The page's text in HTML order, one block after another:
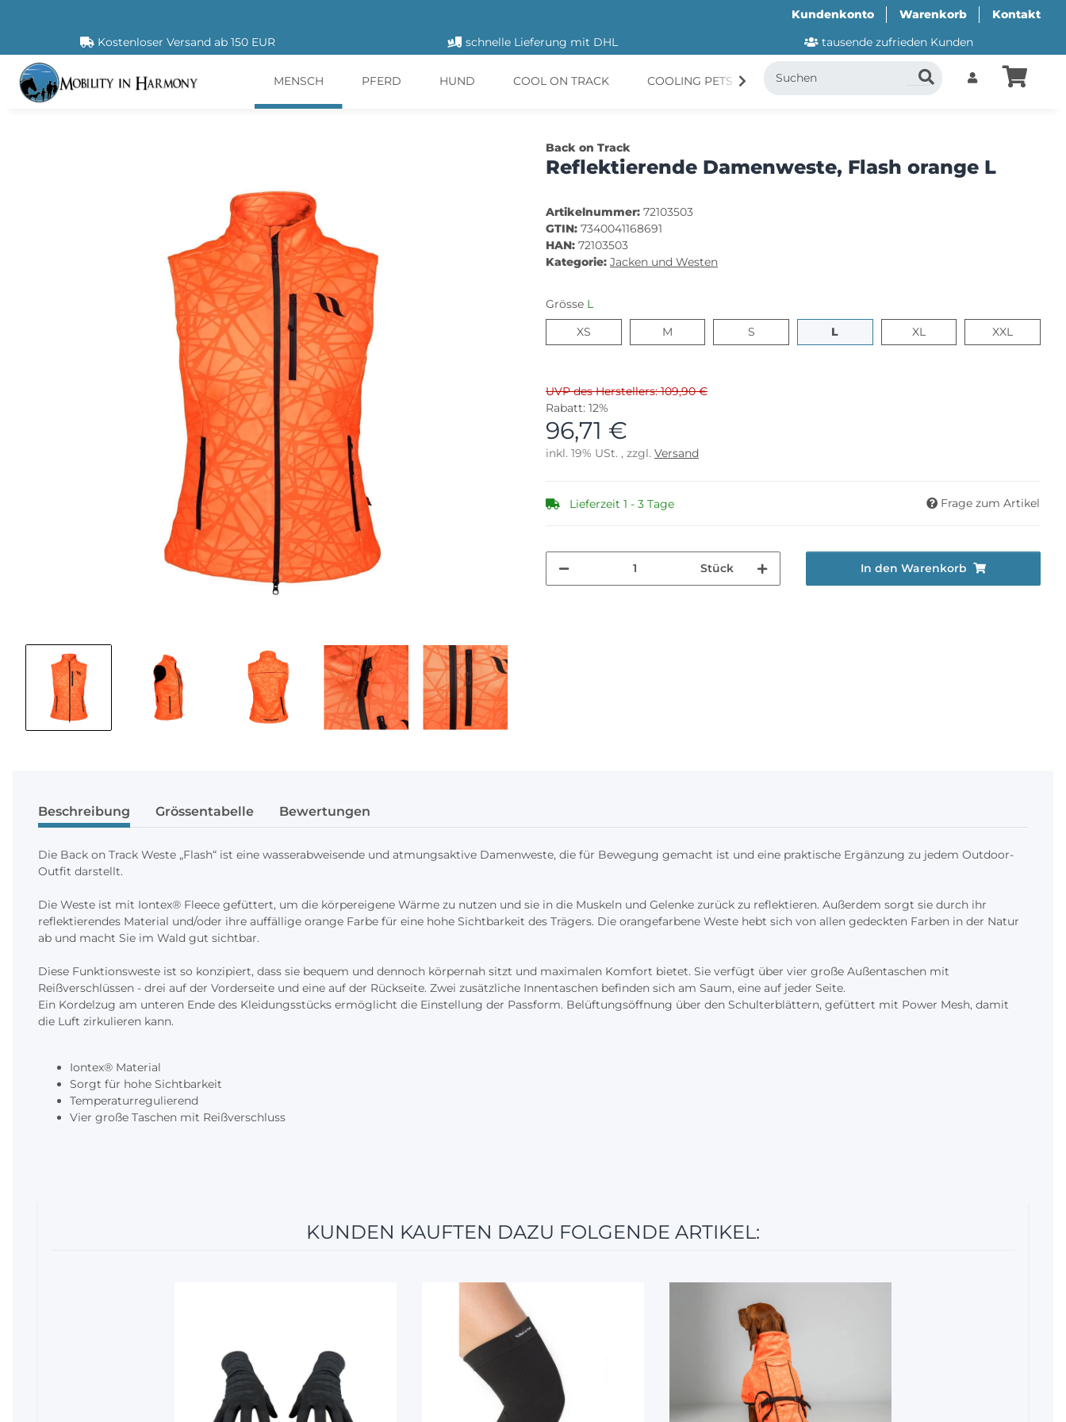
Kundenkonto Warenkorb
Kontakt
Kostenloser Versand ab 150 EUR
schnelle Lieferung mit DHL tausende zufrieden Kunden
MENSCH PFERD HUND COOL ON TRACK COOLING PETS CANI.COOL SUITICAL
Back on Track
Reflektierende Damenweste, Flash orange L
Artikelnummer: 72103503
GTIN: 7340041168691
HAN: 72103503
Kategorie: Jacken und Westen
Grösse L
XSXS M SS L XL XXL
UVP des Herstellers: 109,90 €
Rabatt: 12%
96,71 €
inkl. 19% USt. , zzgl. Versand
Lieferzeit 1 - 3 Tage Frage zum Artikel
Stück In den Warenkorb
Beschreibung Grössentabelle Bewertungen
Die Back on Track Weste „Flash“ ist eine wasserabweisende und atmungsaktive Damenweste, die für Bewegung gemacht ist und eine praktische Ergänzung zu jedem Outdoor-
Outfit darstellt.
Die Weste ist mit Iontex®️ Fleece gefüttert, um die körpereigene Wärme zu nutzen und sie in die Muskeln und Gelenke zurück zu reflektieren. Außerdem sorgt sie durch ihr
reflektierendes Material und/oder ihre auffällige orange Farbe für eine hohe Sichtbarkeit des Trägers. Die orangefarbene Weste hebt sich von allen gedeckten Farben in der Natur
ab und macht Sie im Wald gut sichtbar.
Diese Funktionsweste ist so konzipiert, dass sie bequem und dennoch körpernah sitzt und maximalen Komfort bietet. Sie verfügt über vier große Außentaschen mit
Reißverschlüssen - drei auf der Vorderseite und eine auf der Rückseite. Zwei zusätzliche Innentaschen befinden sich am Saum, eine auf jeder Seite.
Ein Kordelzug am unteren Ende des Kleidungsstücks ermöglicht die Einstellung der Passform. Belüftungsöffnung über den Schulterblättern, gefüttert mit Power Mesh, damit
die Luft zirkulieren kann.
Iontex®️ Material
Sorgt für hohe Sichtbarkeit
Temperaturregulierend
Vier große Taschen mit Reißverschluss
KUNDEN KAUFTEN DAZU FOLGENDE ARTIKEL: